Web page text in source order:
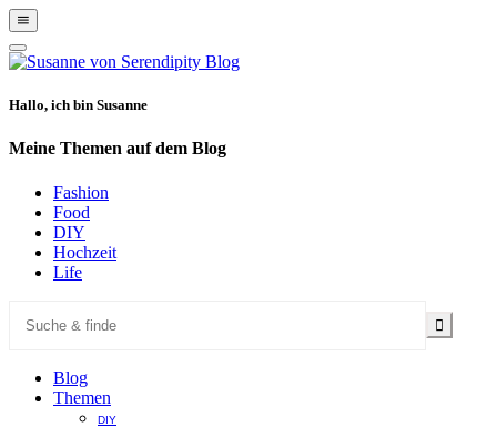
Show
Offscreen
Content
Hide
Offscreen
Hallo, ich bin Susanne
Meine Themen auf dem Blog
Fashion
Food
DIY
Hochzeit
Life
Blog
Themen
DIY